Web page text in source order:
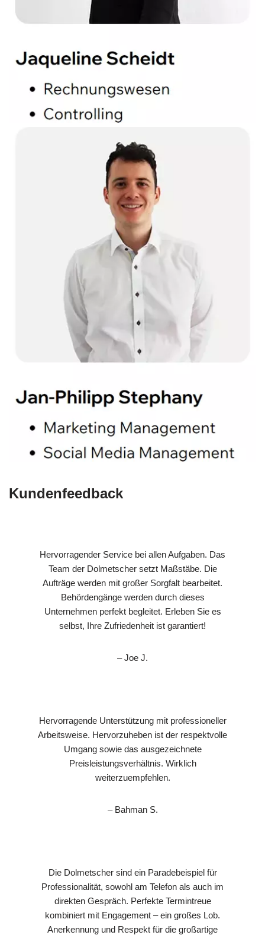
Kundenfeedback
Hervorragender Service bei allen Aufgaben. Das
Team der Dolmetscher setzt Maßstäbe. Die
Aufträge werden mit großer Sorgfalt bearbeitet.
Behördengänge werden durch dieses
Unternehmen perfekt begleitet. Erleben Sie es
selbst, Ihre Zufriedenheit ist garantiert!
– Joe J.
Hervorragende Unterstützung mit professioneller
Arbeitsweise. Hervorzuheben ist der respektvolle
Umgang sowie das ausgezeichnete
Preisleistungsverhältnis. Wirklich
weiterzuempfehlen.
– Bahman S.
Die Dolmetscher sind ein Paradebeispiel für
Professionalität, sowohl am Telefon als auch im
direkten Gespräch. Perfekte Termintreue
kombiniert mit Engagement – ein großes Lob.
Anerkennung und Respekt für die großartige